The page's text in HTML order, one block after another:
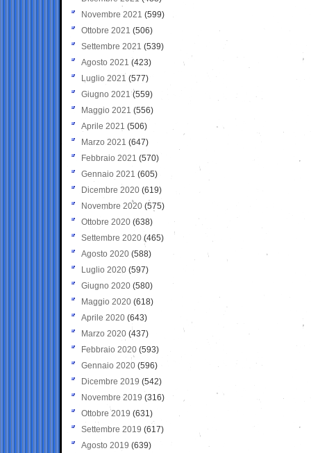
Novembre 2021 (599)
Ottobre 2021 (506)
Settembre 2021 (539)
Agosto 2021 (423)
Luglio 2021 (577)
Giugno 2021(559)
Maggio 2021 (556)
Aprile 2021 (506)
Marzo 2021 (647)
Febbraio 2021 (570)
Gennaio 2021 (605)
Dicembre 2020 (619)
Novembre 2020 (575)
Ottobre 2020 (638)
Settembre 2020(465)
Agosto 2020 (588)
Luglio 2020 (597)
Giugno 2020 (580)
Maggio 2020 (618)
Aprile 2020 (643)
Marzo 2020 (437)
Febbraio 2020 (593)
Gennaio 2020 (596)
Dicembre 2019 (542)
Novembre 2019 (316)
Ottobre 2019 (631)
Settembre 2019 (617)
Agosto 2019 (639)